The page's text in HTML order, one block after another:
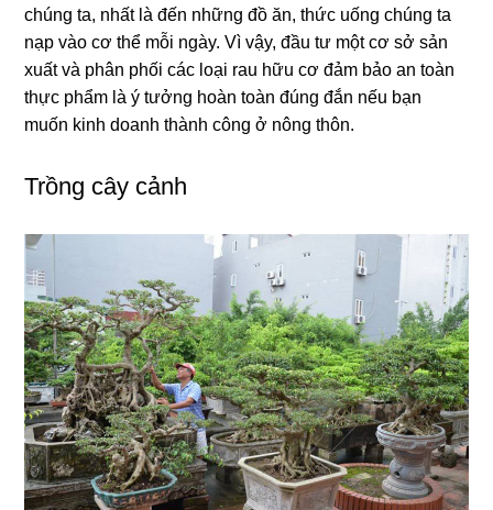
chúng ta, nhất là đến những đồ ăn, thức uống chúng ta
nạp vào cơ thể mỗi ngày. Vì vậy, đầu tư một cơ sở sản
xuất và phân phối các loại rau hữu cơ đảm bảo an toàn
thực phẩm là ý tưởng hoàn toàn đúng đắn nếu bạn
muốn kinh doanh thành công ở nông thôn.
Trồng cây cảnh